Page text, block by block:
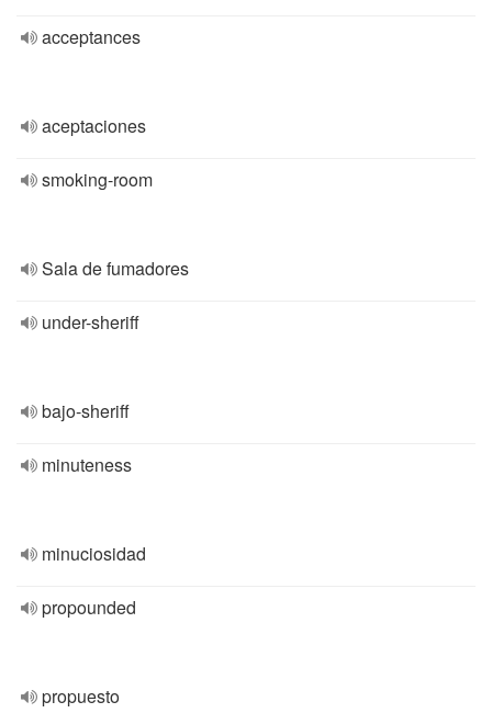
acceptances
aceptaciones
smoking-room
Sala de fumadores
under-sheriff
bajo-sheriff
minuteness
minuciosidad
propounded
propuesto